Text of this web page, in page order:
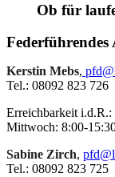
Ob für
Federführendes
Kerstin Mebs,
Tel.: 08092 823 726
Erreichbarkeit i.d.R.:
Mittwoch: 8:00-
Sabine Zirch,
Tel.: 08092 823 725